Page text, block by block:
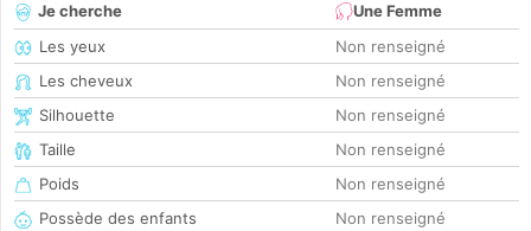
Je cherche
Une Femme
Les yeux
Non renseigné
Les cheveux
Non renseigné
Silhouette
Non renseigné
Taille
Non renseigné
Poids
Non renseigné
Possède des enfants
Non renseigné